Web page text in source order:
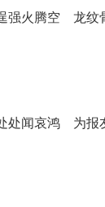
强火腾空 龙纹
处闻哀鸿 为报